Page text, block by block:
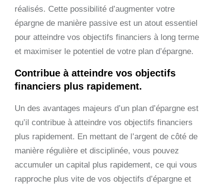
réalisés. Cette possibilité d’augmenter votre
épargne de manière passive est un atout essentiel
pour atteindre vos objectifs financiers à long terme
et maximiser le potentiel de votre plan d’épargne.
Contribue à atteindre vos objectifs
financiers plus rapidement.
Un des avantages majeurs d’un plan d’épargne est
qu’il contribue à atteindre vos objectifs financiers
plus rapidement. En mettant de l’argent de côté de
manière régulière et disciplinée, vous pouvez
accumuler un capital plus rapidement, ce qui vous
rapproche plus vite de vos objectifs d’épargne et